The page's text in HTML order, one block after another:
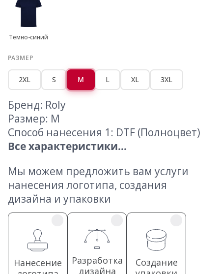
Темно-синий
РАЗМЕР
2XL S M L XL 3XL
Бренд: Roly
Размер: M
Способ нанесения 1: DTF (Полноцвет)
Все характеристики...
Мы можем предложить вам услуги
нанесения логотипа, создания
дизайна и упаковки
Нанесение
Разработка
дизайна
Создание